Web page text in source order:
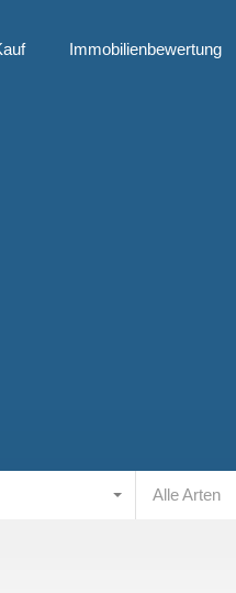
Startseite Miete Kauf
Immobilienbewertung
Alle Arten